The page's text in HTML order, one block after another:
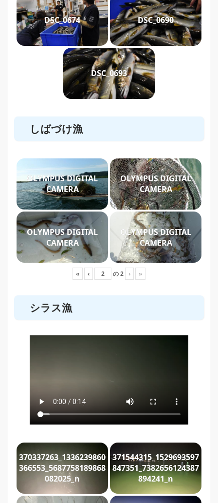
DSC_0674 DSC_0690
DSC_0693
しばづけ漁
OLYMPUS DIGITAL
CAMERA
OLYMPUS DIGITAL
CAMERA
OLYMPUS DIGITAL
CAMERA
OLYMPUS DIGITAL
CAMERA
« ‹ の2 › »
シラス漁
370337263_1336239860
366553_5687758189868
082025_n
371544315_1529693597
847351_7382656124387
894241_n